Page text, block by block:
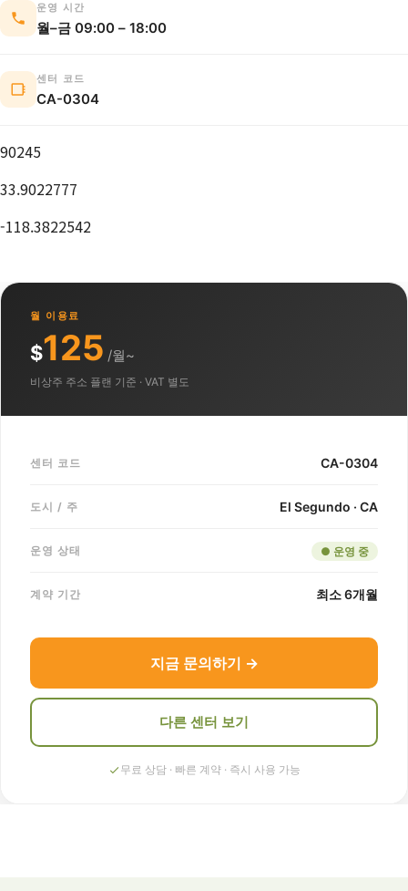
운영 시간
월–금 09:00 – 18:00
센터 코드
CA-0304
90245
33.9022777
-118.3822542
월 이용료
$125 /월~
비상주 주소 플랜 기준 · VAT 별도
센터 코드 CA-0304
도시 / 주 El Segundo · CA
운영 상태 ● 운영 중
계약 기간 최소 6개월
지금 문의하기 →
다른 센터 보기
무료 상담 · 빠른 계약 · 즉시 사용 가능